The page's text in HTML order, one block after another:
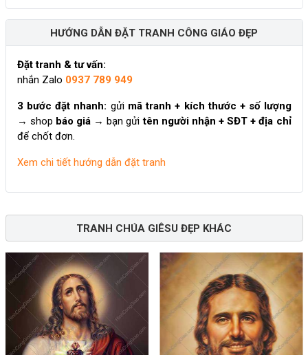
HƯỚNG DẪN ĐẶT TRANH CÔNG GIÁO ĐẸP
Đặt tranh & tư vấn:
nhắn Zalo 0937 789 949
3 bước đặt nhanh: gửi mã tranh + kích thước + số lượng
→ shop báo giá→ bạn gửitên người nhận + SĐT + địa chỉ
để chốt đơn.
Xem chi tiết hướng dẫn đặt tranh
TRANH CHÚA GIÊSU ĐẸP KHÁC